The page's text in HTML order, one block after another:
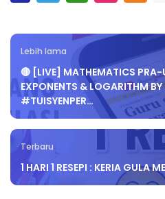
Lebih lama
🔴 [LIVE] MATHEMATICS PRA-
EXPONENTS & LOGARITHM
#TUISYENPER…
Terbaru
1 HARI 1 RESEPI : KERIA GULA